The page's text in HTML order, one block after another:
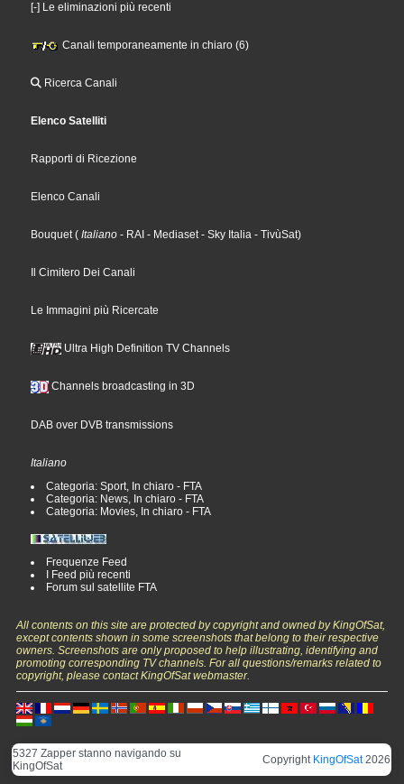
[-] Le eliminazioni più recenti
Canali temporaneamente in chiaro (6)
Ricerca Canali
Elenco Satelliti
Rapporti di Ricezione
Elenco Canali
Bouquet ( Italiano - RAI - Mediaset - Sky Italia - TivùSat)
Il Cimitero Dei Canali
Le Immagini più Ricercate
Ultra High Definition TV Channels
Channels broadcasting in 3D
DAB over DVB transmissions
Italiano
Categoria: Sport, In chiaro - FTA
Categoria: News, In chiaro - FTA
Categoria: Movies, In chiaro - FTA
Frequenze Feed
I Feed più recenti
Forum sul satellite FTA
All contents on this site are protected by copyright and owned by KingOfSat,
except contents shown in some screenshots that belong to their respective
owners. Screenshots are only proposed to help illustrating, identifying and
promoting corresponding TV channels. For all questions/remarks related to
copyright, please contact KingOfSat webmaster.
5327 Zapper stanno navigando su
KingOfSat
Copyright KingOfSat2026